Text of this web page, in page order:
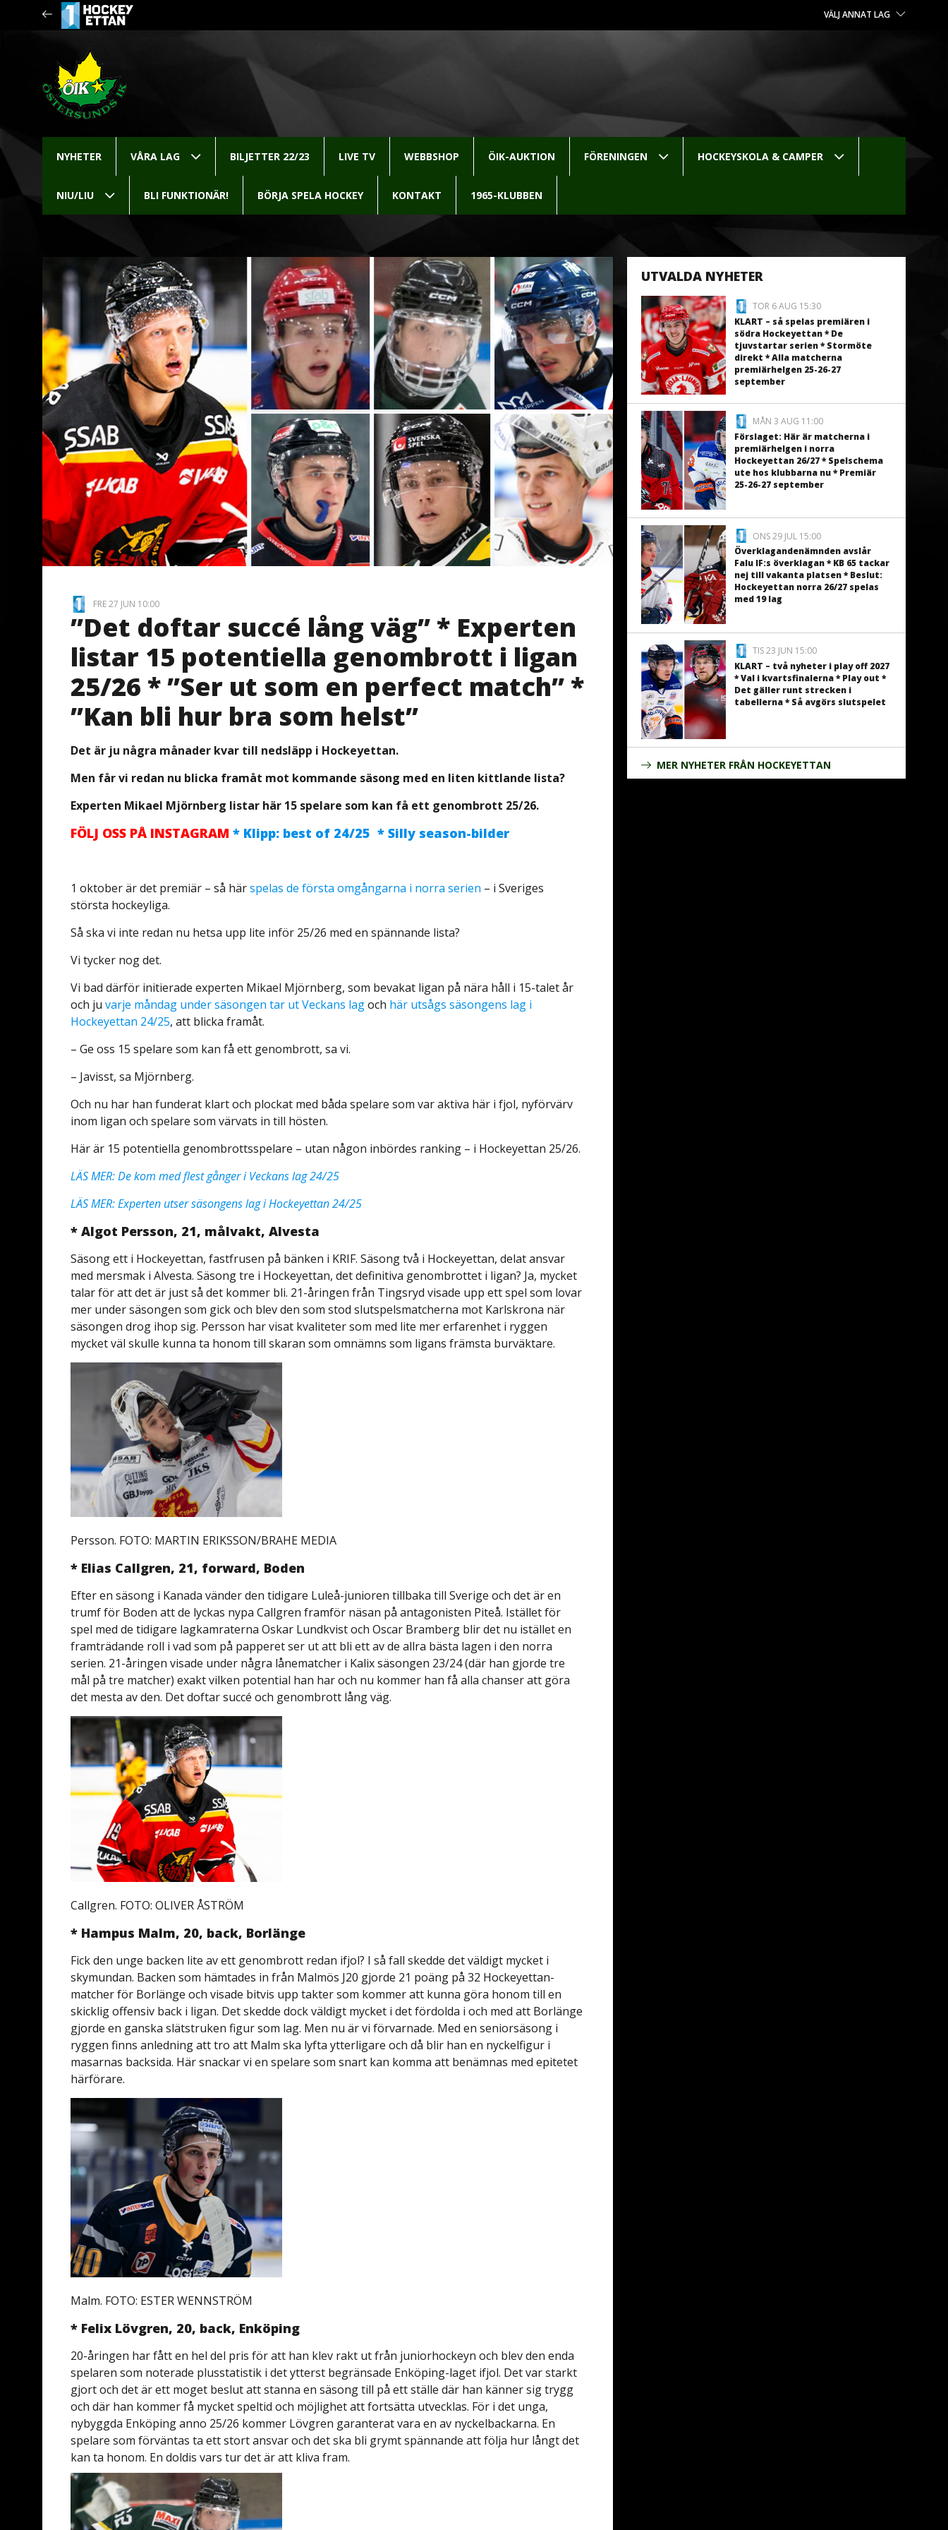
VÄLJ ANNAT LAG
NYHETER VÅRA LAG BILJETTER 22/23 LIVE TV WEBBSHOP ÖIK-AUKTION FÖRENINGEN HOCKEYSKOLA & CAMPER
NIU/LIU BLI FUNKTIONÄR! BÖRJA SPELA HOCKEY KONTAKT 1965-KLUBBEN
FRE 27 JUN 10:00
”Det doftar succé lång väg” * Experten
listar 15 potentiella genombrott i ligan
25/26 * ”Ser ut som en perfect match” *
”Kan bli hur bra som helst”
Det är ju några månader kvar till nedsläpp i Hockeyettan.
Men får vi redan nu blicka framåt mot kommande säsong med en liten kittlande lista?
Experten Mikael Mjörnberg listar här 15 spelare som kan få ett genombrott 25/26.
FÖLJ OSS PÅ INSTAGRAM * Klipp: best of 24/25 * Silly season-bilder
1 oktober är det premiär – så härspelas de första omgångarna i norra serien – i Sveriges
största hockeyliga.
Så ska vi inte redan nu hetsa upp lite inför 25/26 med en spännande lista?
Vi tycker nog det.
Vi bad därför initierade experten Mikael Mjörnberg, som bevakat ligan på nära håll i 15-talet år
och juvarje måndag under säsongen tar ut Veckans lagoch här utsågs säsongens lag i
Hockeyettan 24/25, att blicka framåt.
– Ge oss 15 spelare som kan få ett genombrott, sa vi.
– Javisst, sa Mjörnberg.
Och nu har han funderat klart och plockat med båda spelare som var aktiva här i fjol, nyförvärv
inom ligan och spelare som värvats in till hösten.
Här är 15 potentiella genombrottsspelare – utan någon inbördes ranking – i Hockeyettan 25/26.
LÄS MER: De kom med flest gånger i Veckans lag 24/25
LÄS MER: Experten utser säsongens lag i Hockeyettan 24/25
* Algot Persson, 21, målvakt, Alvesta
Säsong ett i Hockeyettan, fastfrusen på bänken i KRIF. Säsong två i Hockeyettan, delat ansvar
med mersmak i Alvesta. Säsong tre i Hockeyettan, det definitiva genombrottet i ligan? Ja, mycket
talar för att det är just så det kommer bli. 21-åringen från Tingsryd visade upp ett spel som lovar
mer under säsongen som gick och blev den som stod slutspelsmatcherna mot Karlskrona när
säsongen drog ihop sig. Persson har visat kvaliteter som med lite mer erfarenhet i ryggen
mycket väl skulle kunna ta honom till skaran som omnämns som ligans främsta burväktare.
Persson. FOTO: MARTIN ERIKSSON/BRAHE MEDIA
* Elias Callgren, 21, forward, Boden
Efter en säsong i Kanada vänder den tidigare Luleå-junioren tillbaka till Sverige och det är en
trumf för Boden att de lyckas nypa Callgren framför näsan på antagonisten Piteå. Istället för
spel med de tidigare lagkamraterna Oskar Lundkvist och Oscar Bramberg blir det nu istället en
framträdande roll i vad som på papperet ser ut att bli ett av de allra bästa lagen i den norra
serien. 21-åringen visade under några lånematcher i Kalix säsongen 23/24 (där han gjorde tre
mål på tre matcher) exakt vilken potential han har och nu kommer han få alla chanser att göra
det mesta av den. Det doftar succé och genombrott lång väg.
Callgren. FOTO: OLIVER ÅSTRÖM
* Hampus Malm, 20, back, Borlänge
Fick den unge backen lite av ett genombrott redan ifjol? I så fall skedde det väldigt mycket i
skymundan. Backen som hämtades in från Malmös J20 gjorde 21 poäng på 32 Hockeyettan-
matcher för Borlänge och visade bitvis upp takter som kommer att kunna göra honom till en
skicklig offensiv back i ligan. Det skedde dock väldigt mycket i det fördolda i och med att Borlänge
gjorde en ganska slätstruken figur som lag. Men nu är vi förvarnade. Med en seniorsäsong i
ryggen finns anledning att tro att Malm ska lyfta ytterligare och då blir han en nyckelfigur i
masarnas backsida. Här snackar vi en spelare som snart kan komma att benämnas med epitetet
härförare.
Malm. FOTO: ESTER WENNSTRÖM
* Felix Lövgren, 20, back, Enköping
20-åringen har fått en hel del pris för att han klev rakt ut från juniorhockeyn och blev den enda
spelaren som noterade plusstatistik i det ytterst begränsade Enköping-laget ifjol. Det var starkt
gjort och det är ett moget beslut att stanna en säsong till på ett ställe där han känner sig trygg
och där han kommer få mycket speltid och möjlighet att fortsätta utvecklas. För i det unga,
nybyggda Enköping anno 25/26 kommer Lövgren garanterat vara en av nyckelbackarna. En
spelare som förväntas ta ett stort ansvar och det ska bli grymt spännande att följa hur långt det
kan ta honom. En doldis vars tur det är att kliva fram.
UTVALDA NYHETER
TOR 6 AUG 15:30
KLART – så spelas premiären i
södra Hockeyettan * De
tjuvstartar serien * Stormöte
direkt * Alla matcherna
premiärhelgen 25-26-27
september
MÅN 3 AUG 11:00
Förslaget: Här är matcherna i
premiärhelgen i norra
Hockeyettan 26/27 * Spelschema
ute hos klubbarna nu * Premiär
25-26-27 september
ONS 29 JUL 15:00
Överklagandenämnden avslår
Falu IF:s överklagan * KB 65 tackar
nej till vakanta platsen * Beslut:
Hockeyettan norra 26/27 spelas
med 19 lag
TIS 23 JUN 15:00
KLART – två nyheter i play off 2027
* Val i kvartsfinalerna * Play out *
Det gäller runt strecken i
tabellerna * Så avgörs slutspelet
MER NYHETER FRÅN HOCKEYETTAN